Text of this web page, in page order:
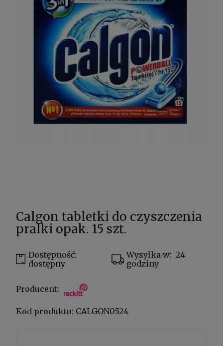
Calgon tabletki do czyszczenia
pralki opak. 15 szt.
Dostępność:
dostępny
Wysyłka w: 24
godziny
Producent:
Kod produktu: CALGON0524